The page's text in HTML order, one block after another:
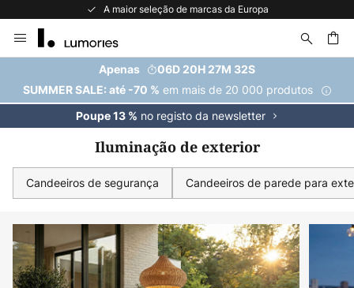
A maior seleção de marcas da Europa
para
Conteúdo
Apenas
06D 20H 27M 30S
SUMMER SALE: até -70 % em mais de 20 000 produtos
Poupe 13 % no registo da newsletter
Iluminação de exterior
Candeeiros de segurança Candeeiros de parede para